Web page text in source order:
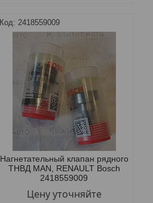
2418559009
Нагнетательный клапан рядного
ТНВД MAN, RENAULT Bosch
2418559009
Цену уточняйте